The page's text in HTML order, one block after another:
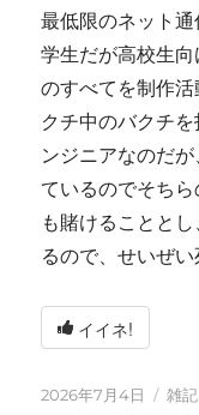
最低限のネット
学生だが高校生
のすべてを制作
クチ中のバクチ
ンジニアなのだ
ているのでそち
も賭けることと
るので、せいぜ
イイネ!
投
2026年7月4日
カ
雑記